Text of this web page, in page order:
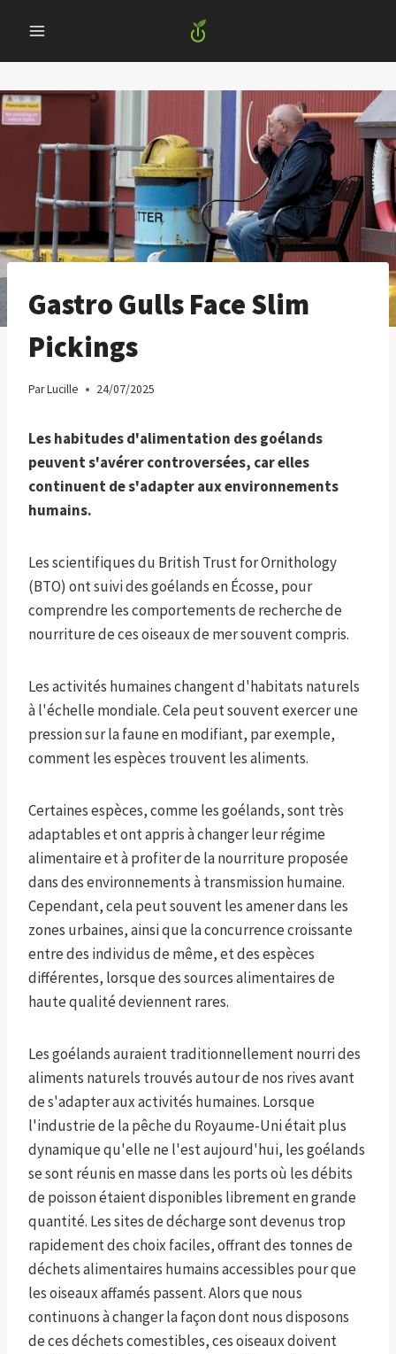
content
Gastro Gulls Face Slim
Pickings
ParLucille 24/07/2025
Les habitudes d'alimentation des goélands
peuvent s'avérer controversées, car elles
continuent de s'adapter aux environnements
humains.
Les scientifiques du British Trust for Ornithology
(BTO) ont suivi des goélands en Écosse, pour
comprendre les comportements de recherche de
nourriture de ces oiseaux de mer souvent compris.
Les activités humaines changent d'habitats naturels
à l'échelle mondiale. Cela peut souvent exercer une
pression sur la faune en modifiant, par exemple,
comment les espèces trouvent les aliments.
Certaines espèces, comme les goélands, sont très
adaptables et ont appris à changer leur régime
alimentaire et à profiter de la nourriture proposée
dans des environnements à transmission humaine.
Cependant, cela peut souvent les amener dans les
zones urbaines, ainsi que la concurrence croissante
entre des individus de même, et des espèces
différentes, lorsque des sources alimentaires de
haute qualité deviennent rares.
Les goélands auraient traditionnellement nourri des
aliments naturels trouvés autour de nos rives avant
de s'adapter aux activités humaines. Lorsque
l'industrie de la pêche du Royaume-Uni était plus
dynamique qu'elle ne l'est aujourd'hui, les goélands
se sont réunis en masse dans les ports où les débits
de poisson étaient disponibles librement en grande
quantité. Les sites de décharge sont devenus trop
rapidement des choix faciles, offrant des tonnes de
déchets alimentaires humains accessibles pour que
les oiseaux affamés passent. Alors que nous
continuons à changer la façon dont nous disposons
de ces déchets comestibles, ces oiseaux doivent